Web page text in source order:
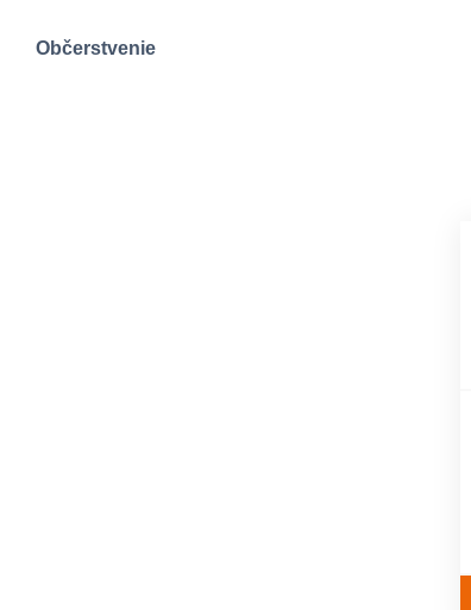
Občerstvenie